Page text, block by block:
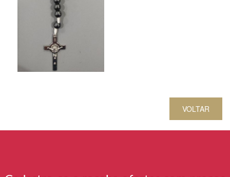
VOLTAR